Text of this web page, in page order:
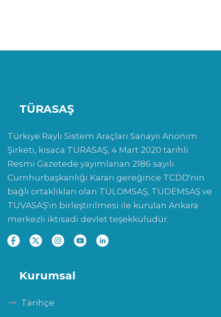
TÜRASAŞ
Türkiye Raylı Sistem Araçları Sanayii Anonim
Şirketi, kısaca TÜRASAŞ, 4 Mart 2020 tarihli
Resmi Gazetede yayımlanan 2186 sayılı
Cumhurbaşkanlığı Kararı gereğince TCDD'nin
bağlı ortaklıkları olan TÜLOMSAŞ, TÜDEMSAŞ ve
TÜVASAŞ'ın birleştirilmesi ile kurulan Ankara
merkezli iktisadi devlet teşekkülüdür.
Kurumsal
Tarihçe